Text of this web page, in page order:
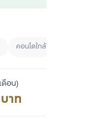
คอนโดใกล้ BTS
ดือน)
าท